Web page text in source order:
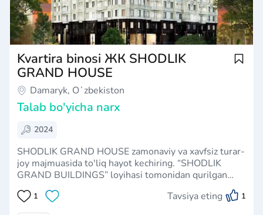
Kvartira binosi ЖК SHODLIK
GRAND HOUSE
Damaryk, Oʻzbekiston
Talab bo'yicha narx
2024
SHODLIK GRAND HOUSE zamonaviy va xavfsiz turar-
joy majmuasida to'liq hayot kechiring. “SHODLIK
GRAND BUILDINGS” loyihasi tomonidan qurilgan
ushbu 12 qavatli turar-joy majmuasi Andijon shahrida
joylashgan bo‘lib, 7 ta noyob maket tanlovini taklif
etadi. Ushbu majmuadagi ikki va uch xonali xon…
1 Tavsiya eting 1